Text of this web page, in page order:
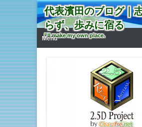
代表濱田のブログ｜
らず、歩みに宿る
I'll make my own place.
第1メニュー
コンテンツへ移動
Menu